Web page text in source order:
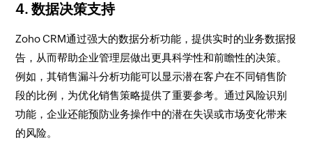
4.数据决策支持
Zoho CRM通过强大的数据分析功能，提供实时的业务数据报
告，从而帮助企业管理层做出更具科学性和前瞻性的决策。
例如，其销售漏斗分析功能可以显示潜在客户在不同销售阶
段的比例，为优化销售策略提供了重要参考。通过风险识别
功能，企业还能预防业务操作中的潜在失误或市场变化带来
的风险。